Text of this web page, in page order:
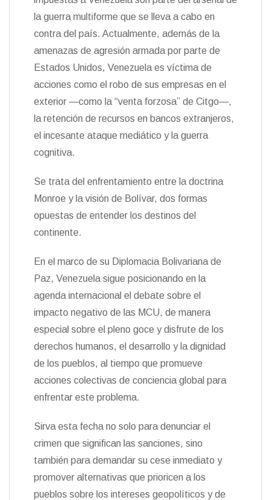
la guerra multiforme que se lleva a cabo en
contra del país. Actualmente, además de la
amenazas de agresión armada por parte de
Estados Unidos, Venezuela es víctima de
acciones como el robo de sus empresas en el
exterior —como la “venta forzosa” de Citgo—,
la retención de recursos en bancos extranjeros,
el incesante ataque mediático y la guerra
cognitiva.
Se trata del enfrentamiento entre la doctrina
Monroe y la visión de Bolívar, dos formas
opuestas de entender los destinos del
continente.
En el marco de su Diplomacia Bolivariana de
Paz, Venezuela sigue posicionando en la
agenda internacional el debate sobre el
impacto negativo de las MCU, de manera
especial sobre el pleno goce y disfrute de los
derechos humanos, el desarrollo y la dignidad
de los pueblos, al tiempo que promueve
acciones colectivas de conciencia global para
enfrentar este problema.
Sirva esta fecha no solo para denunciar el
crimen que significan las sanciones, sino
también para demandar su cese inmediato y
promover alternativas que prioricen a los
pueblos sobre los intereses geopolíticos y de